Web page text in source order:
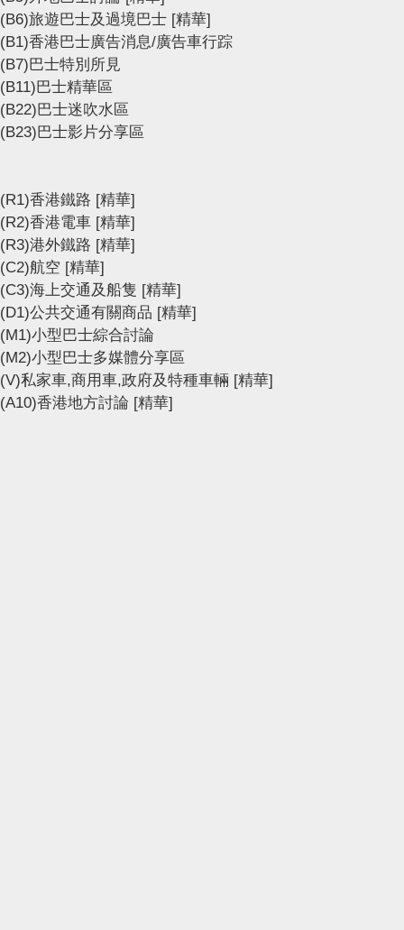
(B6)旅遊巴士及過境巴士 [精華]
(B1)香港巴士廣告消息/廣告車行踪
(B7)巴士特別所見
(B11)巴士精華區
(B22)巴士迷吹水區
(B23)巴士影片分享區
(R1)香港鐵路 [精華]
(R2)香港電車 [精華]
(R3)港外鐵路 [精華]
(C2)航空 [精華]
(C3)海上交通及船隻 [精華]
(D1)公共交通有關商品 [精華]
(M1)小型巴士綜合討論
(M2)小型巴士多媒體分享區
(V)私家車,商用車,政府及特種車輛 [精華]
(A10)香港地方討論 [精華]